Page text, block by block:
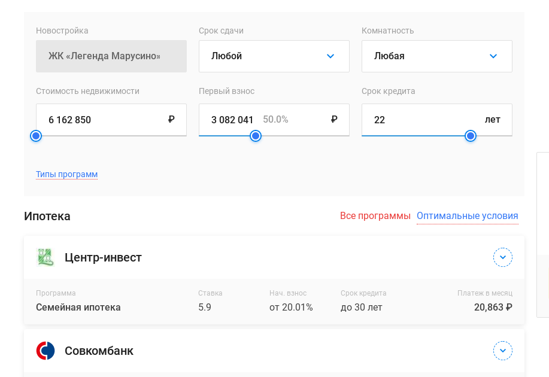
Новостройка Срок сдачи Комнатность
Стоимость недвижимости
₽
Первый взнос
₽
50.0%
Срок кредита
лет
Типы программ
Ипотека Все программы Оптимальные условия
Центр-инвест
Программа
Семейная ипотека
Ставка
5.9
Нач. взнос
от 20.01%
Срок кредита
до 30 лет
Платеж в месяц
20,863 ₽
Совкомбанк